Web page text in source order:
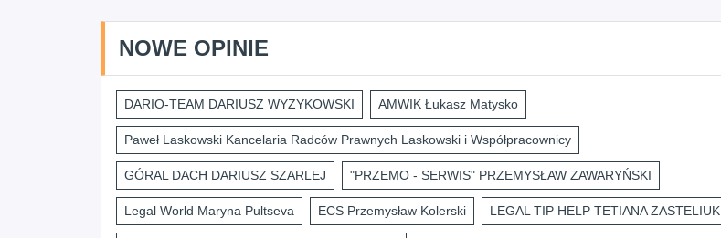
NOWE OPINIE
DARIO-TEAM DARIUSZ WYŻYKOWSKI AMWIK Łukasz Matysko
Paweł Laskowski Kancelaria Radców Prawnych Laskowski i Współpracownicy
GÓRAL DACH DARIUSZ SZARLEJ "PRZEMO - SERWIS" PRZEMYSŁAW ZAWARYŃSKI
Legal World Maryna Pultseva ECS Przemysław Kolerski LEGAL TIP HELP TETIANA ZASTELIUK